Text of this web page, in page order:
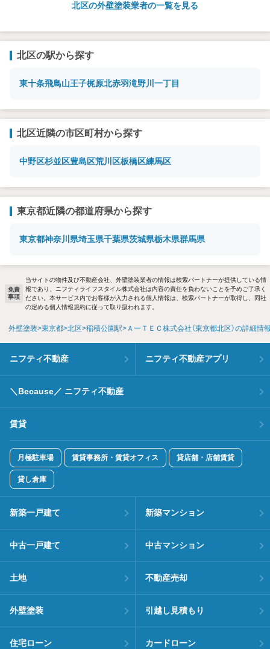
北区の外壁塗装業者の一覧を見る
北区の駅から探す
東十条飛鳥山王子梶原北赤羽滝野川一丁目
北区近隣の市区町村から探す
中野区杉並区豊島区荒川区板橋区練馬区
東京都近隣の都道府県から探す
東京都神奈川県埼玉県千葉県茨城県栃木県群馬県
免責
事項
当サイトの物件及び不動産会社、外壁塗装業者の情報は検索パートナーが提供している情
報であり、ニフティライフスタイル株式会社は内容の責任を負わないことを予めご了承く
ださい。本サービス内でお客様が入力される個人情報は、検索パートナーが取得し、同社
の定める個人情報規約に従って取り扱われます。
外壁塗装 東京都 北区 稲積公園駅 ＡーＴＥＣ株式会社（東京都北区）の詳細情
ニフティ不動産 ニフティ不動産アプリ
＼Because／ ニフティ不動産
賃貸
月極駐車場 賃貸事務所・賃貸オフィス 貸店舗・店舗賃貸
貸し倉庫
新築一戸建て 新築マンション
中古一戸建て 中古マンション
土地 不動産売却
外壁塗装 引越し見積もり
住宅ローン カードローン